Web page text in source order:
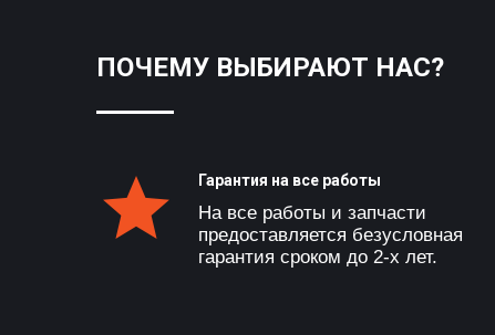
ПОЧЕМУ ВЫБИРАЮТ НАС?
Гарантия на все работы
На все работы и запчасти
предоставляется безусловная
гарантия сроком до 2-х лет.